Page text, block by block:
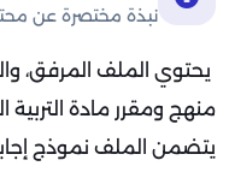
نبذة مختصرة عن
يحتوي الملف المرفق،
منهج ومقرر مادة التربية
يتضمن الملف نموذج